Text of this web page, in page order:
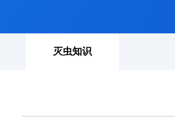
灭虫知识